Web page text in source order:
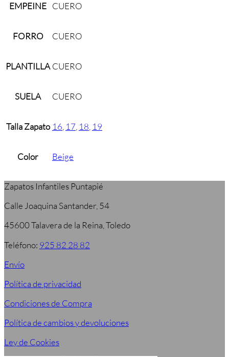
EMPEINE CUERO
FORRO CUERO
PLANTILLA CUERO
SUELA CUERO
Talla Zapato 16, 17, 18, 19
Color Beige
Zapatos Infantiles Puntapié
Calle Joaquina Santander, 54
45600 Talavera de la Reina, Toledo
Teléfono: 925 82 28 82
Envío
Política de privacidad
Condiciones de Compra
Política de cambios y devoluciones
Ley de Cookies